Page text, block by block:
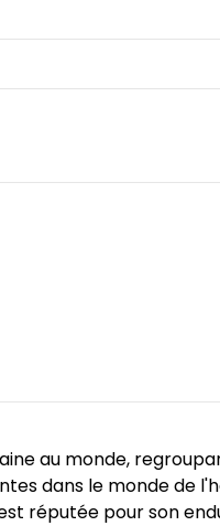
au monde,
dans le monde de
réputée pour son